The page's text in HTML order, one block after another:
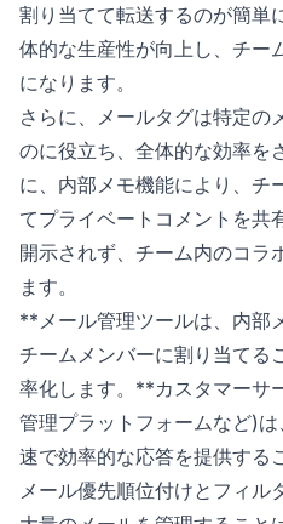
割り当てて転送するのが簡単
体的な生産性が向上し、チー
になります。
さらに、メールタグは特定の
のに役立ち、全体的な効率を
に、内部メモ機能により、チ
てプライベートコメントを共
開示されず、チーム内のコラ
ます。
**メール管理ツールは、内部
チームメンバーに割り当てる
率化します。**カスタマーサ
管理プラットフォームなど)
速で効率的な応答を提供する
メール優先順位付けとフィル